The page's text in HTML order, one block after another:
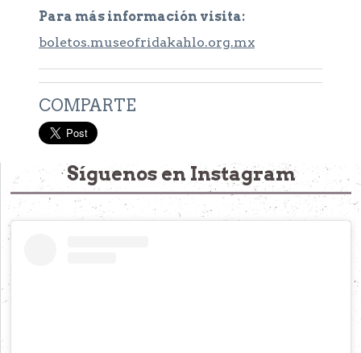
Para más información visita:
boletos.museofridakahlo.org.mx
COMPARTE
Síguenos en Instagram